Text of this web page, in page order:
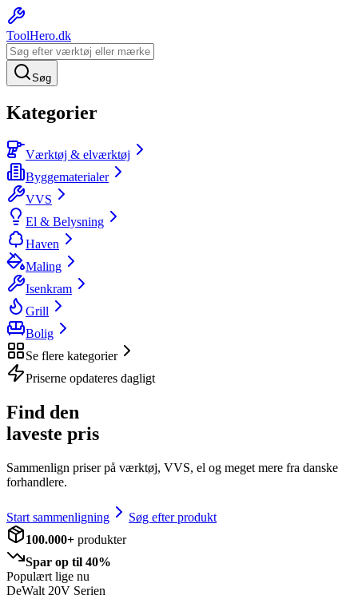
ToolHero.dk
Søg
Kategorier
Værktøj & elværktøj
Byggematerialer
VVS
El & Belysning
Haven
Maling
Isenkram
Grill
Bolig
Se flere kategorier
Priserne opdateres dagligt
Find den
laveste pris
Sammenlign priser på værktøj, VVS, el og meget mere fra danske
forhandlere.
Start sammenligning
Søg efter produkt
100.000+ produkter
Spar op til 40%
Populært lige nu
DeWalt 20V Serien